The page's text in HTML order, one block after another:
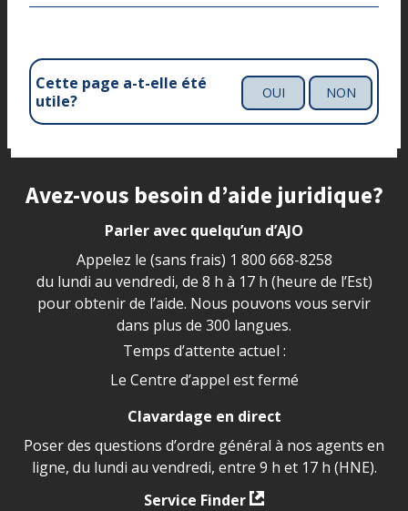
Cette page a-t-elle été
utile?
OUI NON
Site footer
Avez-vous besoin d’aide juridique?
Parler avec quelqu’un d’AJO
Appelez le (sans frais) 1 800 668-8258
du lundi au vendredi, de 8 h à 17 h (heure de l’Est)
pour obtenir de l’aide. Nous pouvons vous servir
dans plus de 300 langues.
Temps d’attente actuel :
Le Centre d’appel est fermé
Clavardage en direct
Poser des questions d’ordre général à nos agents en
ligne, du lundi au vendredi, entre 9 h et 17 h (HNE).
Service Finder